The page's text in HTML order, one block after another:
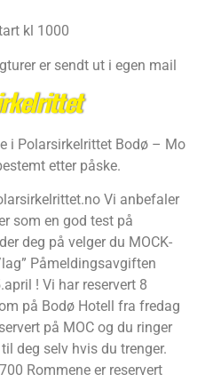
kl 1000
er sendt ut i egen mail
i Polarsirkelrittet Bodø – Mo
etter påske.
Vi anbefaler
som en god test på
deg på velger du MOCK-
Påmeldingsavgiften
! Vi har reservert 8
på Bodø Hotell fra fredag
på MOC og du ringer
deg selv hvis du trenger.
Rommene er reservert